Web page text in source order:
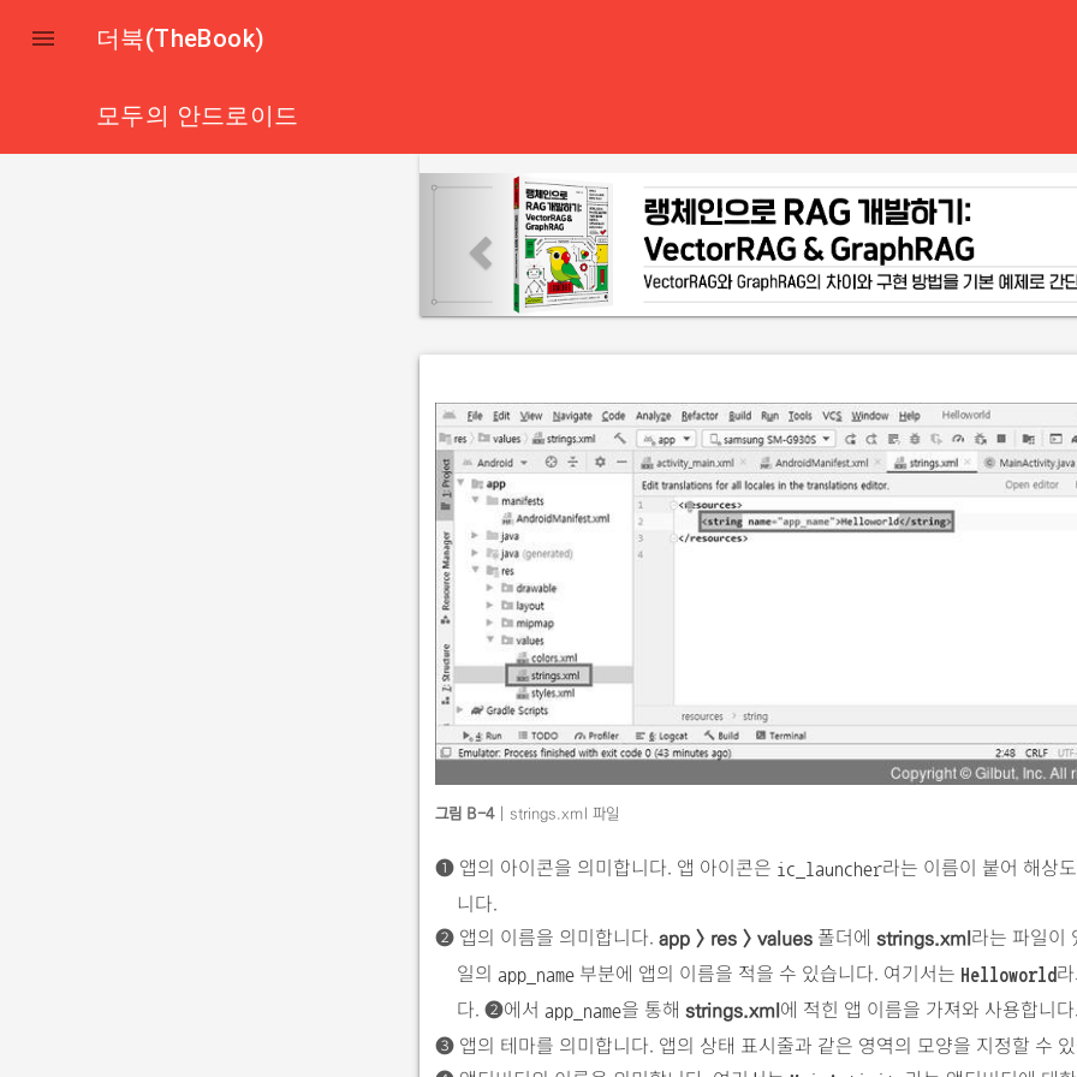
 더북(TheBook)
모두의 안드로이드
p
e
i
o
s
그림 B-4| strings.xml 파일
➊앱의 아이콘을 의미합니다. 앱 아이콘은 ic_launcher라는 이름이 붙어 해상
니다.
➋앱의 이름을 의미합니다. app > res > values폴더에 strings.xml 라는 파일이
일의 app_name부분에 앱의 이름을 적을 수 있습니다. 여기서는 Helloworld
다. ➋에서 app_name을 통해 strings.xml에 적힌 앱 이름을 가져와 사용합니다.
➌앱의 테마를 의미합니다. 앱의 상태 표시줄과 같은 영역의 모양을 지정할 수